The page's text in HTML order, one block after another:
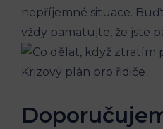
nepříjemné situace.
vždy pamatujte, že jste